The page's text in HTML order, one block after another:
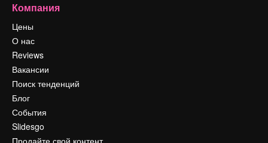
Компания
Цены
О нас
Reviews
Вакансии
Поиск тенденций
Блог
События
Slidesgo
Продайте свой контент